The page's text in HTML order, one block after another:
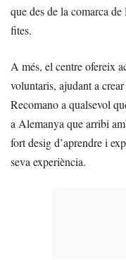
que des de la comarca de
fites.
A més, el centre ofereix
voluntaris, ajudant a
Recomano a qualsevol
a Alemanya que arribi
fort desig d’aprendre i
seva experiència.